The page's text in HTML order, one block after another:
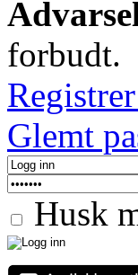
forbudt.
Glemt
Husk